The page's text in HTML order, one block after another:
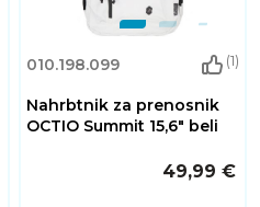
010.198.099 (1)
Nahrbtnik za prenosnik
OCTIO Summit 15,6" beli
49,99 €